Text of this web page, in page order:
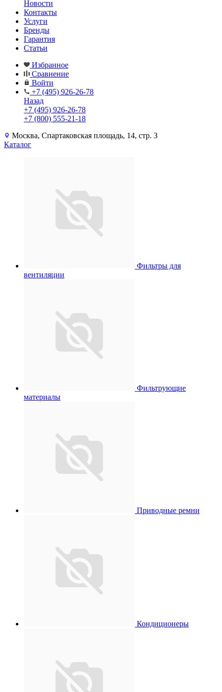
Новости
Контакты
Услуги
Бренды
Гарантия
Статьи
Избранное
Сравнение
Войти
+7 (495) 926-26-78
Назад
+7 (495) 926-26-78
+7 (800) 555-21-18
Москва, Спартаковская площадь, 14, стр. 3
Каталог
Фильтры для
вентиляции
Фильтрующие
материалы
Приводные ремни
Кондиционеры